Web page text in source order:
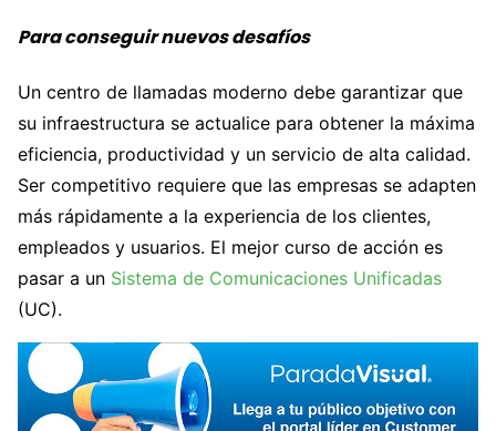
Para conseguir nuevos desafíos
Un centro de llamadas moderno debe garantizar que
su infraestructura se actualice para obtener la máxima
eficiencia, productividad y un servicio de alta calidad.
Ser competitivo requiere que las empresas se adapten
más rápidamente a la experiencia de los clientes,
empleados y usuarios. El mejor curso de acción es
pasar a un Sistema de Comunicaciones Unificadas
(UC).